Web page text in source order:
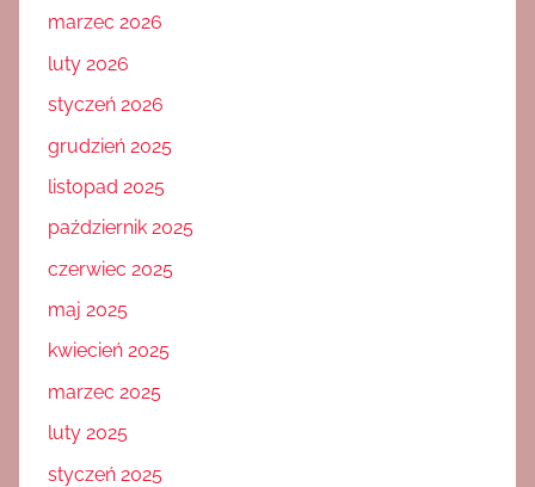
marzec 2026
luty 2026
styczeń 2026
grudzień 2025
listopad 2025
październik 2025
czerwiec 2025
maj 2025
kwiecień 2025
marzec 2025
luty 2025
styczeń 2025